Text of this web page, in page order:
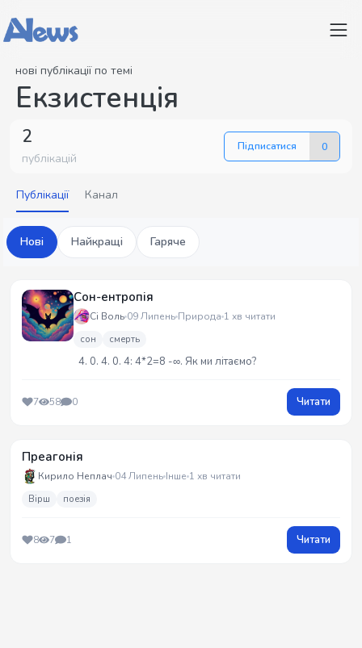
нові публікації по темі
Екзистенція
2
публікацій
Підписатися 0
Публікації Канал
Нові Найкращі Гаряче
Сон-ентропія
Сі Воль 09 Липень Природа 1 хв читати
сон смерть
4. 0. 4. 0. 4:​ 4*2=8 -​∞. Як ми літаємо?
7 58 0 Читати
Преагонія
Кирило Неплач 04 Липень Інше 1 хв читати
Вірш поезія
8 7 1 Читати